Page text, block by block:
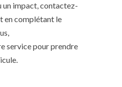
un impact, contactez-
en complétant le
service pour prendre